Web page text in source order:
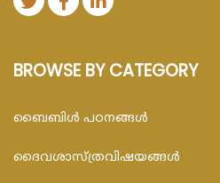
BROWSE BY CATEGORY
ബൈബിള്‍ പഠനങ്ങള്‍
ദൈവശാസ്ത്രവിഷയങ്ങള്‍